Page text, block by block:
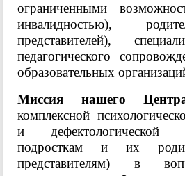
ограниченными
инвалидностью),
представителей),
педагогического
образовательных
Миссия нашего
комплексной
и
подросткам и их
представителям) в